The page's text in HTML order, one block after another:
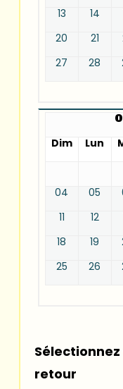
13
14
20
21
27
28
Dim
Lun
04
05
11
12
18
19
25
26
retour